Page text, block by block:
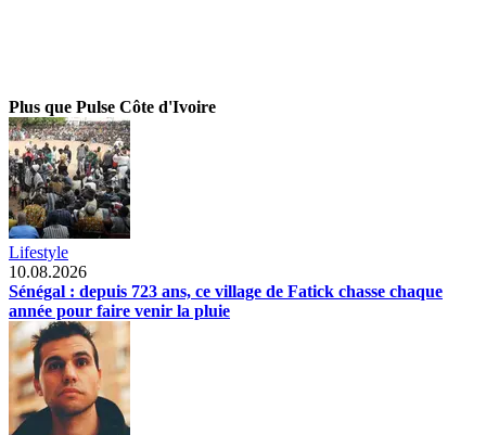
Plus que Pulse Côte d'Ivoire
Lifestyle
10.08.2026
Sénégal : depuis 723 ans, ce village de Fatick chasse chaque
année pour faire venir la pluie